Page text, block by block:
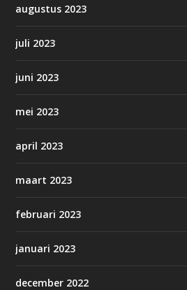
augustus 2023
juli 2023
juni 2023
mei 2023
april 2023
maart 2023
februari 2023
januari 2023
december 2022